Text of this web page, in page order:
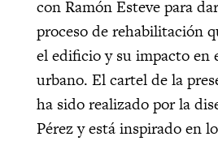
con Ramón Esteve para
proceso de rehabilitación
el edificio y su impacto en
urbano. El cartel de la
ha sido realizado por la
Pérez y está inspirado en